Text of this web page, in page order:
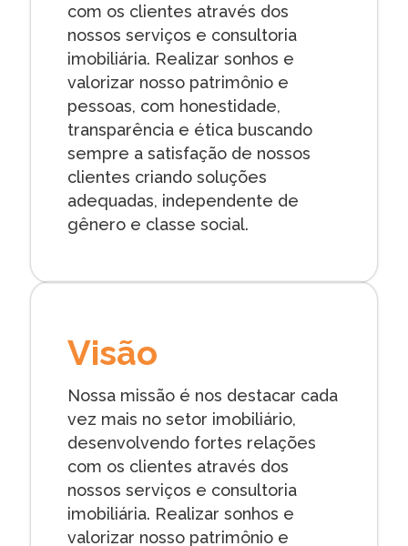
com os clientes através dos
nossos serviços e consultoria
imobiliária. Realizar sonhos e
valorizar nosso patrimônio e
pessoas, com honestidade,
transparência e ética buscando
sempre a satisfação de nossos
clientes criando soluções
adequadas, independente de
gênero e classe social.
Visão
Nossa missão é nos destacar cada
vez mais no setor imobiliário,
desenvolvendo fortes relações
com os clientes através dos
nossos serviços e consultoria
imobiliária. Realizar sonhos e
valorizar nosso patrimônio e